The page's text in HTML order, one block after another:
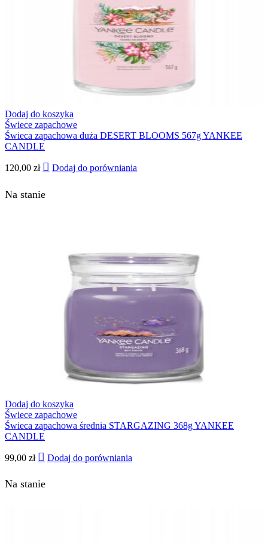
Dodaj do koszyka
Świece zapachowe
Świeca zapachowa duża DESERT BLOOMS 567g YANKEE
CANDLE
120,00 zł Dodaj do porówniania
Na stanie
Dodaj do koszyka
Świece zapachowe
Świeca zapachowa średnia STARGAZING 368g YANKEE
CANDLE
99,00 zł Dodaj do porówniania
Na stanie